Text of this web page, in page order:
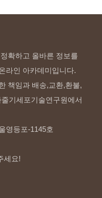
확하고 올바른 정보를
라인 아카데미입니다.
책임과 배송,교환,환불,
기세포기술연구원에서
영등포-1145호
세요!